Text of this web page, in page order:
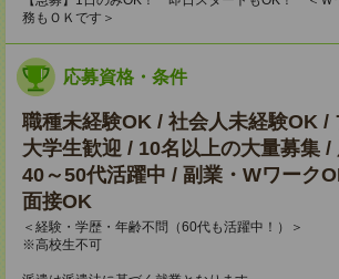
務もＯＫです＞
応募資格・条件
職種未経験OK / 社会人未経験OK /
大学生歓迎 / 10名以上の大量募集 /
40～50代活躍中 / 副業・Wワーク
面接OK
＜経験・学歴・年齢不問（60代も活躍中！）＞
※高校生不可